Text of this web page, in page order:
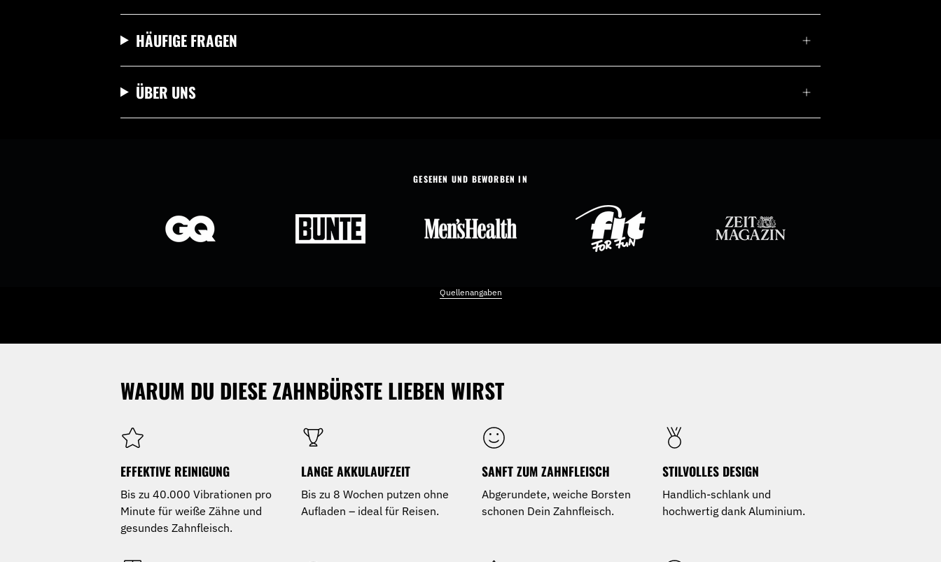
HÄUFIGE FRAGEN
ÜBER UNS
GESEHEN UND BEWORBEN IN
Quellenangaben
WARUM DU DIESE ZAHNBÜRSTE LIEBEN WIRST
EFFEKTIVE REINIGUNG
Bis zu 40.000 Vibrationen pro
Minute für weiße Zähne und
gesundes Zahnfleisch.
LANGE AKKULAUFZEIT
Bis zu 8 Wochen putzen ohne
Aufladen – ideal für Reisen.
SANFT ZUM ZAHNFLEISCH
Abgerundete, weiche Borsten
schonen Dein Zahnfleisch.
STILVOLLES DESIGN
Handlich-schlank und
hochwertig dank Aluminium.